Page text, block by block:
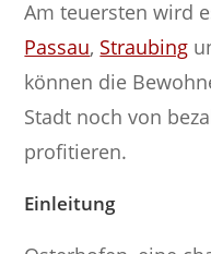
Am teuersten wird
Passau, Straubing
können die
Stadt noch von
profitieren.
Einleitung